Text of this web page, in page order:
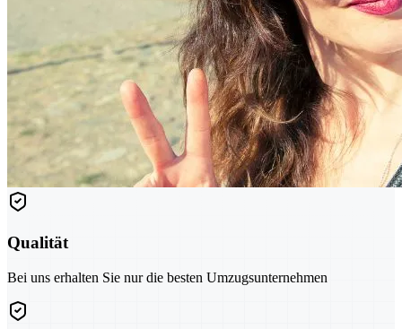
Qualität
Bei uns erhalten Sie nur die besten Umzugsunternehmen